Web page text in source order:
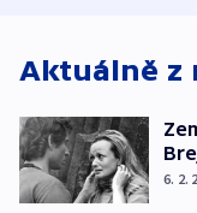
Aktuálně z
6. 2.